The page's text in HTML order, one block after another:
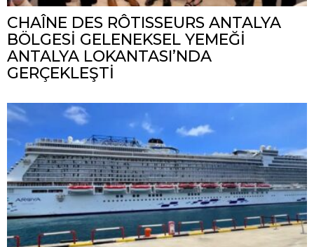
CHAÎNE DES RÔTISSEURS ANTALYA
BÖLGESİ GELENEKSEL YEMEĞİ
ANTALYA LOKANTASI’NDA
GERÇEKLEŞTİ